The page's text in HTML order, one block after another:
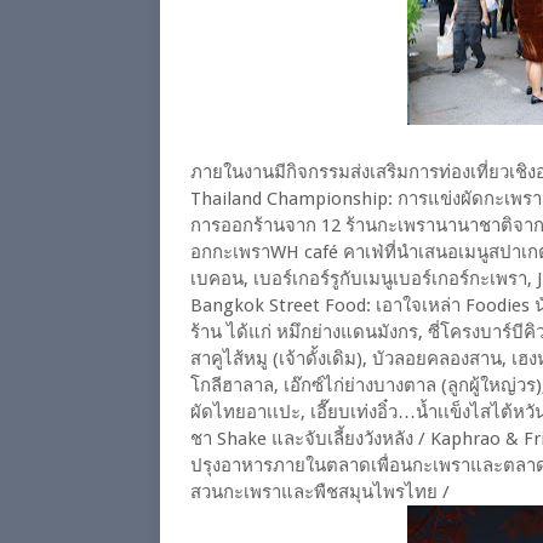
ภายในงานมีกิจกรรมส่งเสริมการท่องเที่ยวเชิ
Thailand Championship: การแข่งผัดกะเพ
การออกร้านจาก 12 ร้านกะเพรานานาชาติจ
อกกะเพราWH café คาเฟ่ที่นำเสนอเมนูสปา
เบคอน, เบอร์เกอร์รูกับเมนูเบอร์เกอร์กะเพร
Bangkok Street Food: เอาใจเหล่า
ร้าน ได้แก่ หมึกย่างแดนมังกร, ซี่โครงบาร์บีคิ
สาคูไส้หมู (เจ้าดั้งเดิม), บัวลอยคลองสาน, เฮ
โกลีฮาลาล, เอ๊กซ์ไก่ย่างบางตาล (ลูกผู้ใหญ่ว
ผัดไทยอาเเปะ, เอี๊ยบเท่งอิ๋ว…น้ำเเข็งไสไต้หวั
ชา Shake และจับเลี้ยงวังหลัง / Kaphrao &
ปรุงอาหารภายในตลาดเพื่อนกะเพราและตล
สวนกะเพราและพืชสมุนไพรไทย /